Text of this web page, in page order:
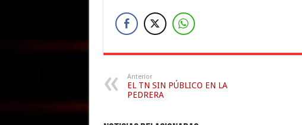
Anterior
EL TN SIN PÚBLICO EN LA
PEDRERA